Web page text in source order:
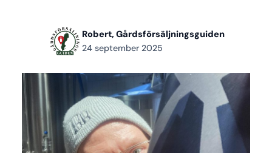
Robert, Gårdsförsäljningsguiden
24 september 2025